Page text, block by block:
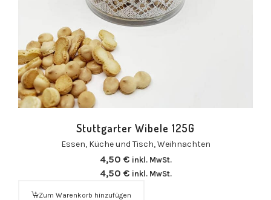
Stuttgarter Wibele 125G
Essen, Küche und Tisch,Weihnachten
4,50 € inkl. MwSt.
4,50 € inkl. MwSt.
Zum Warenkorb hinzufügen